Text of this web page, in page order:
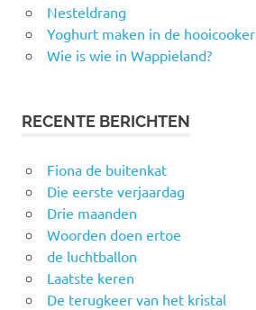
Nesteldrang
Yoghurt maken in de hooicooker
Wie is wie in Wappieland?
RECENTE BERICHTEN
Fiona de buitenkat
Die eerste verjaardag
Drie maanden
Woorden doen ertoe
de luchtballon
Laatste keren
De terugkeer van het kristal